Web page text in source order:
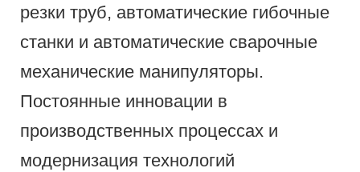
резки труб, автоматические гибочные
станки и автоматические сварочные
механические манипуляторы.
Постоянные инновации в
производственных процессах и
модернизация технологий